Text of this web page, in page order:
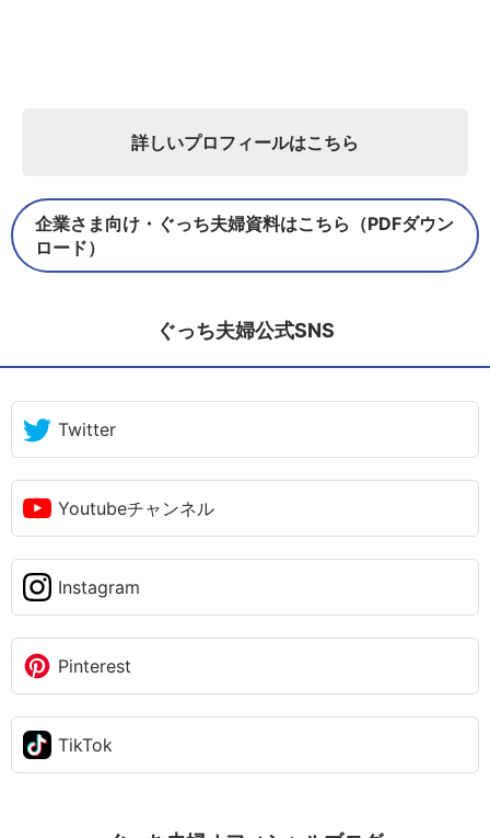
詳しいプロフィールはこちら
企業さま向け・ぐっち夫婦資料はこちら（PDFダウン
ロード）
ぐっち夫婦公式SNS
Twitter
Youtubeチャンネル
Instagram
Pinterest
TikTok